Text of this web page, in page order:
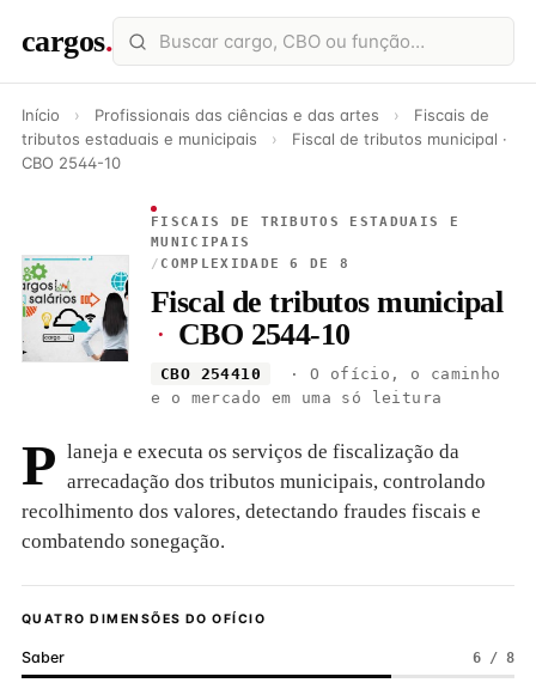
cargos.
Início › Profissionais das ciências e das artes ›
Fiscais de
tributos estaduais e municipais
›
Fiscal de tributos municipal ·
CBO 2544-10
FISCAIS DE TRIBUTOS ESTADUAIS E
MUNICIPAIS
/ COMPLEXIDADE 6 DE 8
Fiscal de tributos municipal
· CBO 2544-10
CBO 254410
· O ofício, o caminho
e o mercado em uma só leitura
P laneja e executa os serviços de fiscalização da
arrecadação dos tributos municipais, controlando
recolhimento dos valores, detectando fraudes fiscais e
combatendo sonegação.
QUATRO DIMENSÕES DO OFÍCIO
Saber 6 / 8